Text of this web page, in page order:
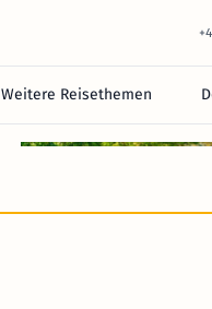
Weitere Reisethemen